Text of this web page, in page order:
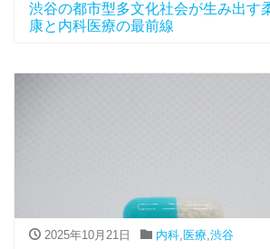
渋谷の都市型多文化社会が生み出す
康と内科医療の最前線
2025年10月21日 内科, 医療, 渋谷